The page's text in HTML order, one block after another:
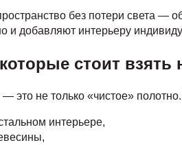
без потери света
и добавляют интерьеру
стоит взять
не только «чистое»
интерьере,